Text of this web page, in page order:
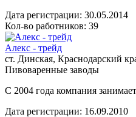
Дата регистрации: 30.05.2014
Кол-во работников: 39
Алекс - трейд
ст. Динская, Краснодарский
Пивоваренные заводы
С 2004 года компания
Дата регистрации: 16.09.2010